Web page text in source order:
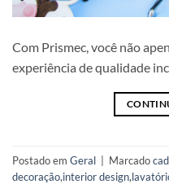
Com Prismec, você não
experiência de qualidade
Postado em Geral Marcado
decoração,interior design,